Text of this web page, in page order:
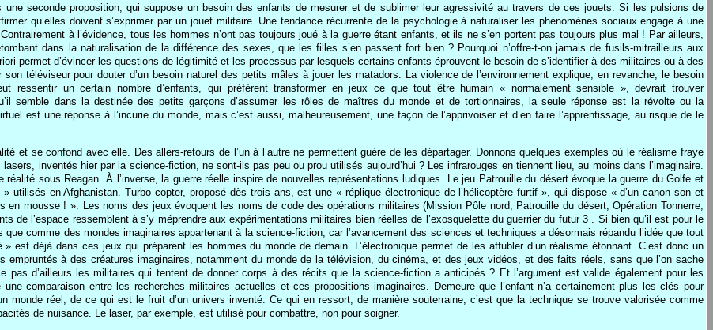
une seconde proposition, qui suppose un besoin des enfants de mesurer et de sublimer leur agressivité au travers de ces jouets. Si les pulsions de
qu’elles doivent s’exprimer par un jouet militaire. Une tendance récurrente de la psychologie à naturaliser les phénomènes sociaux engage à une
à l’évidence, tous les hommes n’ont pas toujours joué à la guerre étant enfants, et ils ne s’en portent pas toujours plus mal ! Par ailleurs,
dans la naturalisation de la différence des sexes, que les filles s’en passent fort bien ? Pourquoi n’offre-t-on jamais de fusils-mitrailleurs aux
permet d’évincer les questions de légitimité et les processus par lesquels certains enfants éprouvent le besoin de s’identifier à des militaires ou à des
téléviseur pour douter d’un besoin naturel des petits mâles à jouer les matadors. La violence de l’environnement explique, en revanche, le besoin
ressentir un certain nombre d’enfants, qui préfèrent transformer en jeux ce que tout être humain « normalement sensible », devrait trouver
semble dans la destinée des petits garçons d’assumer les rôles de maîtres du monde et de tortionnaires, la seule réponse est la révolte ou la
est une réponse à l’incurie du monde, mais c’est aussi, malheureusement, une façon de l’apprivoiser et d’en faire l’apprentissage, au risque de le
et se confond avec elle. Des allers-retours de l’un à l’autre ne permettent guère de les départager. Donnons quelques exemples où le réalisme fraye
inventés hier par la science-fiction, ne sont-ils pas peu ou prou utilisés aujourd’hui ? Les infrarouges en tiennent lieu, au moins dans l’imaginaire.
réalité sous Reagan. À l’inverse, la guerre réelle inspire de nouvelles représentations ludiques. Le jeu Patrouille du désert évoque la guerre du Golfe et
utilisés en Afghanistan. Turbo copter, proposé dès trois ans, est une « réplique électronique de l’hélicoptère furtif », qui dispose « d’un canon son et
en mousse ! ». Les noms des jeux évoquent les noms de code des opérations militaires (Mission Pôle nord, Patrouille du désert, Opération Tonnerre,
de l’espace ressemblent à s’y méprendre aux expérimentations militaires bien réelles de l’exosquelette du guerrier du futur 3 . Si bien qu’il est pour le
comme des mondes imaginaires appartenant à la science-fiction, car l’avancement des sciences et techniques a désormais répandu l’idée que tout
» est déjà dans ces jeux qui préparent les hommes du monde de demain. L’électronique permet de les affubler d’un réalisme étonnant. C’est donc un
empruntés à des créatures imaginaires, notamment du monde de la télévision, du cinéma, et des jeux vidéos, et des faits réels, sans que l’on sache
pas d’ailleurs les militaires qui tentent de donner corps à des récits que la science-fiction a anticipés ? Et l’argument est valide également pour les
comparaison entre les recherches militaires actuelles et ces propositions imaginaires. Demeure que l’enfant n’a certainement plus les clés pour
monde réel, de ce qui est le fruit d’un univers inventé. Ce qui en ressort, de manière souterraine, c’est que la technique se trouve valorisée comme
de nuisance. Le laser, par exemple, est utilisé pour combattre, non pour soigner.